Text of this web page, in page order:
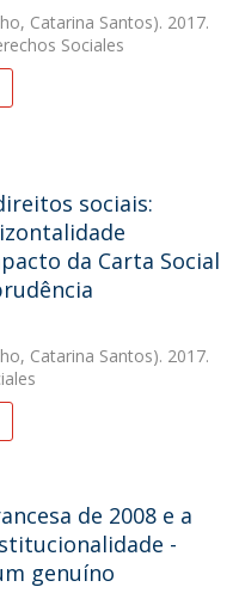
Catarina Santos). 2017.
Sociales
sociais:
da Carta Social
Catarina Santos). 2017.
de 2008 e a
-
genuíno